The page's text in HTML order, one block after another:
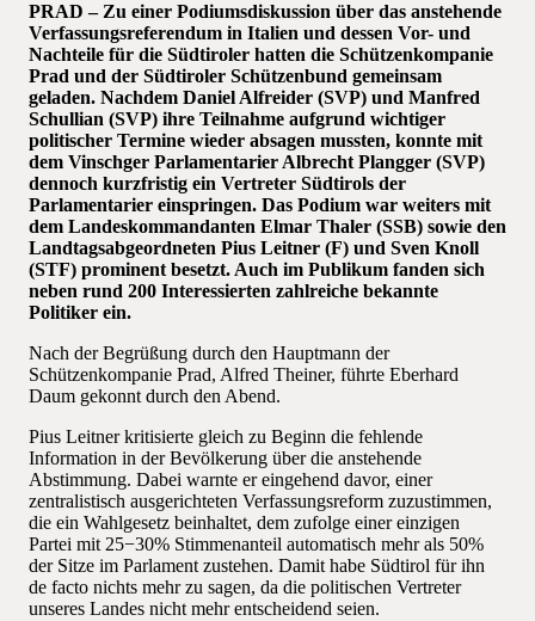
PRAD – Zu einer Podiumsdiskussion über das anstehende
Verfassungsreferendum in Italien und dessen Vor- und
Nachteile für die Südtiroler hatten die Schützenkompanie
Prad und der Südtiroler Schützenbund gemeinsam
geladen. Nachdem Daniel Alfreider (SVP) und Manfred
Schullian (SVP) ihre Teilnahme aufgrund wichtiger
politischer Termine wieder absagen mussten, konnte mit
dem Vinschger Parlamentarier Albrecht Plangger (SVP)
dennoch kurzfristig ein Vertreter Südtirols der
Parlamentarier einspringen. Das Podium war weiters mit
dem Landeskommandanten Elmar Thaler (SSB) sowie den
Landtagsabgeordneten Pius Leitner (F) und Sven Knoll
(STF) prominent besetzt. Auch im Publikum fanden sich
neben rund 200 Interessierten zahlreiche bekannte
Politiker ein.
Nach der Begrüßung durch den Hauptmann der
Schützenkompanie Prad, Alfred Theiner, führte Eberhard
Daum gekonnt durch den Abend.
Pius Leitner kritisierte gleich zu Beginn die fehlende
Information in der Bevölkerung über die anstehende
Abstimmung. Dabei warnte er eingehend davor, einer
zentralistisch ausgerichteten Verfassungsreform zuzustimmen,
die ein Wahlgesetz beinhaltet, dem zufolge einer einzigen
Partei mit 25−30% Stimmenanteil automatisch mehr als 50%
der Sitze im Parlament zustehen. Damit habe Südtirol für ihn
de facto nichts mehr zu sagen, da die politischen Vertreter
unseres Landes nicht mehr entscheidend seien.